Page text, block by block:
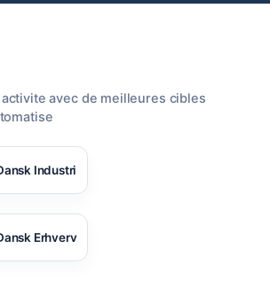
avec de meilleures cibles
Industri
Erhverv